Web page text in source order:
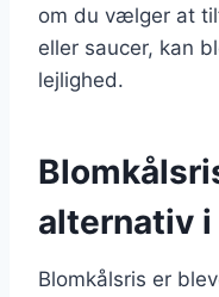
om du vælger at
eller saucer, kan
lejlighed.
alternativ
Blomkålsris er